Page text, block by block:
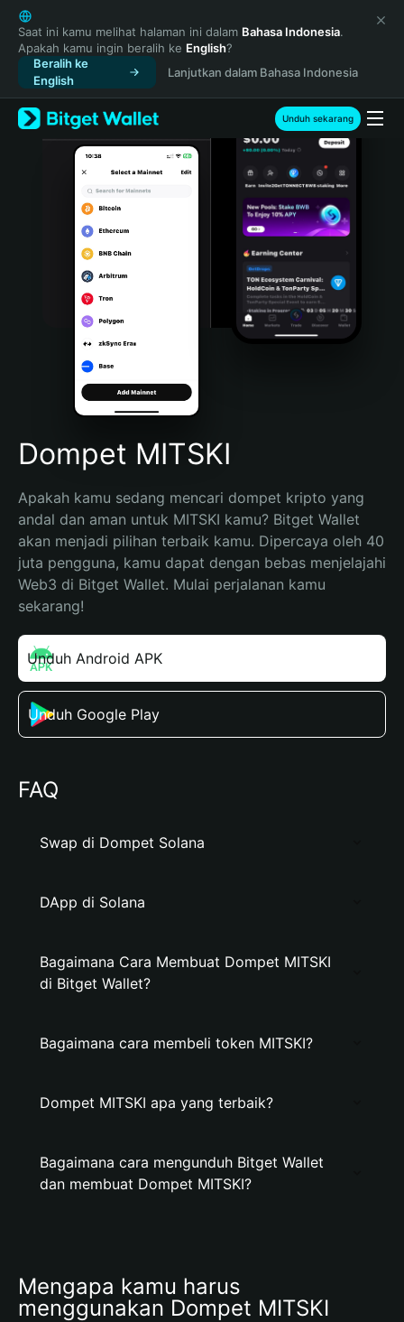
English
日本語
Tiếng Việt
Русский
Español (Latinoamérica)
Türkçe
Italiano
Português (Portugal)
Bahasa Indonesia
Português (Brasil)
Español (Argentina)
Saat ini kamu melihat halaman ini dalam Bahasa Indonesia.
Apakah kamu ingin beralih ke English?
Beralih ke
English
Lanjutkan dalam Bahasa Indonesia
Unduh sekarang
Dompet MITSKI
Apakah kamu sedang mencari dompet kripto yang
andal dan aman untuk MITSKI kamu? Bitget Wallet
akan menjadi pilihan terbaik kamu. Dipercaya oleh 40
juta pengguna, kamu dapat dengan bebas menjelajahi
Web3 di Bitget Wallet. Mulai perjalanan kamu
sekarang!
Unduh Android APK
Unduh Google Play
FAQ
Swap di Dompet Solana
DApp di Solana
Bagaimana Cara Membuat Dompet MITSKI
di Bitget Wallet?
Bagaimana cara membeli token MITSKI?
Dompet MITSKI apa yang terbaik?
Bagaimana cara mengunduh Bitget Wallet
dan membuat Dompet MITSKI?
Mengapa kamu harus
menggunakan Dompet MITSKI